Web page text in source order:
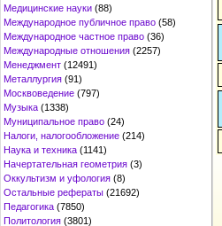
Медицинские науки (88)
Международное публичное право (58)
Международное частное право (36)
Международные отношения (2257)
Менеджмент (12491)
Металлургия (91)
Москвоведение (797)
Музыка (1338)
Муниципальное право (24)
Налоги, налогообложение (214)
Наука и техника (1141)
Начертательная геометрия (3)
Оккультизм и уфология (8)
Остальные рефераты (21692)
Педагогика (7850)
Политология (3801)